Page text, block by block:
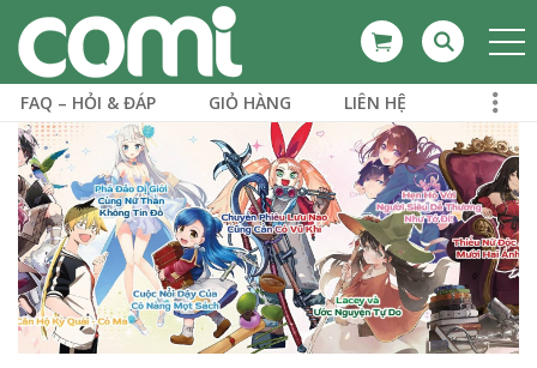
FAQ – HỎI & ĐÁP GIỎ HÀNG LIÊN HỆ